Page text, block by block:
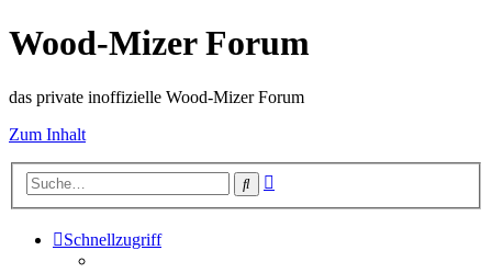
Wood-Mizer Forum
das private inoffizielle Wood-Mizer Forum
Zum Inhalt
Suche
Schnellzugriff